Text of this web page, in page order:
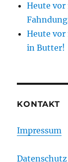
Heute vor
Heute vor
in Butter!
KONTAKT
Impressum
Datenschutz